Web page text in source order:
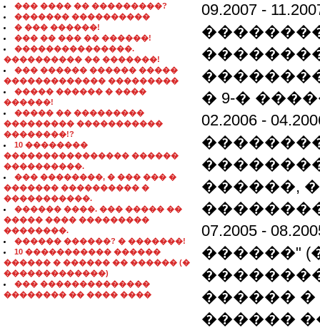
��� ���� �� ���������?
������� ����������
� ��� ������!
��� �� ��� �� ������!
���������������.
���������� �� �������!
��� ������ ������ �����
������������� ���������
����� ������ � ����
������!
����� �� ���������
��������� �����������
��������!?
10 ��������
���������������� ������
����������.
��� ��������, � ��� ��� �
������� ���������� �
�����������.
������ ����. ��� ����� ��
����� ���� ���������
��������.
������ ������? � �������!
10 ����������� ������
������ � ������ �� ������ (�
�������������)
��� ��������������
�������� �� ���� ����
09.2007 -
� 9-�
02.2006 -
������,
07.2005 -
������"
������
������